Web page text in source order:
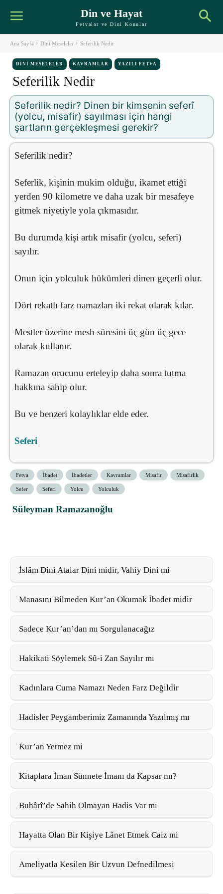
Din ve Hayat
Fetvalar ve Dini Konular
Ana Sayfa Dini Meseleler Seferilik Nedir
DINI MESELELER KAVRAMLAR YAZILI FETVA
Seferilik Nedir
Seferilik nedir? Dinen bir kimsenin seferî
(yolcu, misafir) sayılması için hangi
şartların gerçekleşmesi gerekir?
Seferilik nedir?
Seferlik, kişinin mukim olduğu, ikamet ettiği
yerden 90 kilometre ve daha uzak bir mesafeye
gitmek niyetiyle yola çıkmasıdır.
Bu durumda kişi artık misafir (yolcu, seferi)
sayılır.
Onun için yolculuk hükümleri dinen geçerli olur.
Dört rekatlı farz namazları iki rekat olarak kılar.
Mestler üzerine mesh süresini üç gün üç gece
olarak kullanır.
Ramazan orucunu erteleyip daha sonra tutma
hakkına sahip olur.
Bu ve benzeri kolaylıklar elde eder.
Seferi
Fetva İbadet İbadetler Kavramlar Misafir Misafirlik
Sefer Seferi Yolcu Yolculuk
Süleyman Ramazanoğlu
İslâm Dini Atalar Dini midir, Vahiy Dini mi
Manasını Bilmeden Kur’an Okumak İbadet midir
Sadece Kur’an’dan mı Sorgulanacağız
Hakikati Söylemek Sû-i Zan Sayılır mı
Kadınlara Cuma Namazı Neden Farz Değildir
Hadisler Peygamberimiz Zamanında Yazılmış mı
Kur’an Yetmez mi
Kitaplara İman Sünnete İmanı da Kapsar mı?
Buhârî’de Sahih Olmayan Hadis Var mı
Hayatta Olan Bir Kişiye Lânet Etmek Caiz mi
Ameliyatla Kesilen Bir Uzvun Defnedilmesi